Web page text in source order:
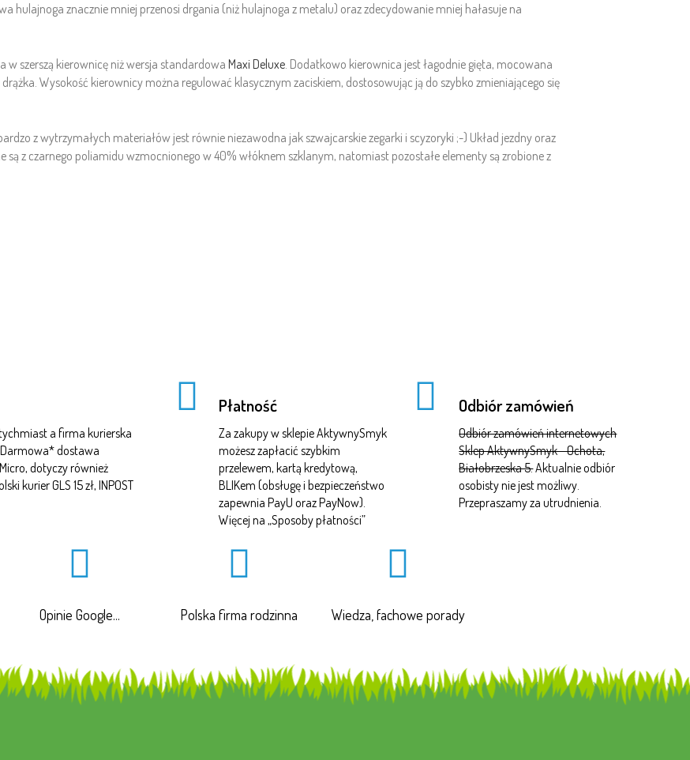
hulajnoga znacznie mniej przenosi drgania (niż hulajnoga z metalu) oraz zdecydowanie mniej hałasuje na
w szerszą kierownicę niż wersja standardowa Maxi Deluxe. Dodatkowo kierownica jest łagodnie gięta, mocowana
Wysokość kierownicy można regulować klasycznym zaciskiem, dostosowując ją do szybko zmieniającego się
z wytrzymałych materiałów jest równie niezawodna jak szwajcarskie zegarki i scyzoryki ;-) Układ jezdny oraz
są z czarnego poliamidu wzmocnionego w 40% włóknem szklanym, natomiast pozostałe elementy są zrobione z
a firma kurierska
dostawa
dotyczy również
kurier GLS 15 zł, INPOST
Płatność
Za zakupy w sklepie AktywnySmyk
możesz zapłacić szybkim
przelewem, kartą kredytową,
BLIKem (obsługę i bezpieczeństwo
zapewnia PayU oraz PayNow).
Więcej na „Sposoby płatności”
Odbiór zamówień
Odbiór zamówień internetowych
Sklep AktywnySmyk - Ochota,
Białobrzeska 5.Aktualnie odbiór
osobisty nie jest możliwy.
Przepraszamy za utrudnienia.
Opinie Google... Polska firma rodzinna Wiedza, fachowe porady